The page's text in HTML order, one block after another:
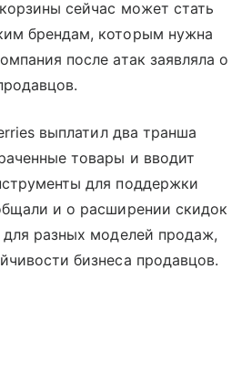
сейчас может стать
брендам, которым нужна
после атак заявляла о
выплатил два транша
товары и вводит
для поддержки
и о расширении скидок
разных моделей продаж,
бизнеса продавцов.